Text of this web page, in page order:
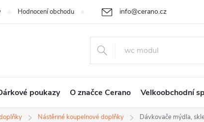
+420 226 400 232
info@cerano.cz
Hodnocení obchodu Cenová nabídka na míru
poukazy O značce Cerano Velkoobchodní
Nástěnné koupelnové doplňky Dávkovače mýdla,